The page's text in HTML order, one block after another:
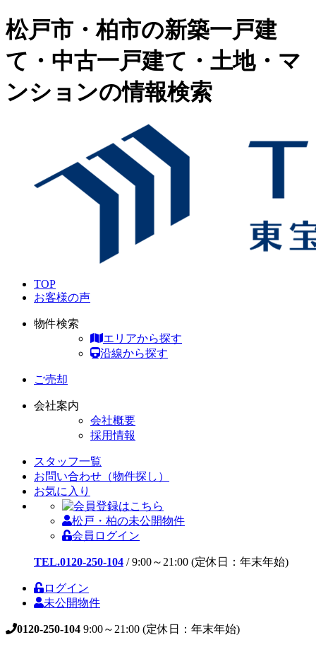
松戸市・柏市の新築一戸建
て・中古一戸建て・土地・マ
ンションの情報検索
TOP
お客様の声
物件検索
エリアから探す
沿線から探す
ご売却
会社案内
会社概要
採用情報
スタッフ一覧
お問い合わせ（物件探し）
お気に入り
松戸・柏の未公開物件
会員ログイン
TEL.0120-250-104 /9:00～21:00 (定休日：年末年始)
ログイン
未公開物件
0120-250-104 9:00～21:00 (定休日：年末年始)